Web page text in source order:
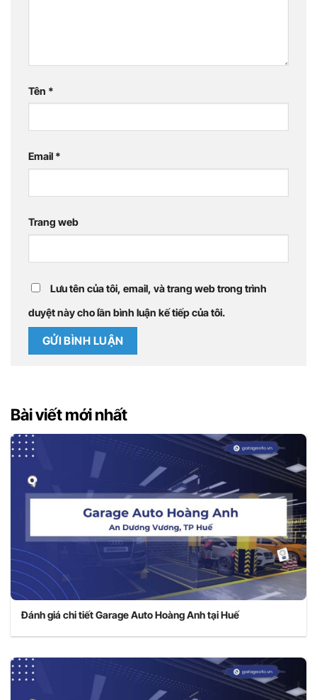
Tên *
Email *
Trang web
Lưu tên của tôi, email, và trang web trong trình
duyệt này cho lần bình luận kế tiếp của tôi.
Bài viết mới nhất
Đánh giá chi tiết Garage Auto Hoàng Anh tại Huế